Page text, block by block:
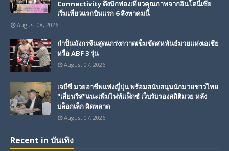
Connectivity ดึงนักท่องเที่ยวคุณภาพจากอินโดนีเซีย
เริ่มเที่ยวแรกบินแรก 6 สิงหาคมนี้
August 08, 2026
กำปั้นมังกรจีนสุดแกร่งกวาดเข็มขัดสหพันธ์มวยแห่งเอเชีย
หรือ ABF 3 รุ่น
August 07, 2026
เจบีซี มวยอาชีพแห่งญี่ปุ่น พร้อมสนับสนุนนักมวยชาวไทย
"เสี่ยนริส"แนะเพิ่มไฟท์แฟ็กซ์ เว็บรับรองสถิติมวย หลัง
บล็อกเล็ก ผิดพลาด
August 07, 2026
Recent in บันเทิง